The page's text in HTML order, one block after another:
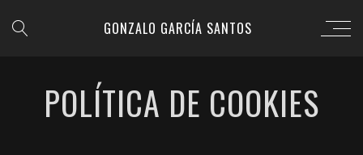
GONZALO GARCÍA SANTOS
POLÍTICA DE COOKIES